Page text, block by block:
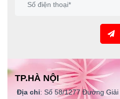
TP.HÀ NỘI
Địa chỉ: Số 58/1277 Đường Giải